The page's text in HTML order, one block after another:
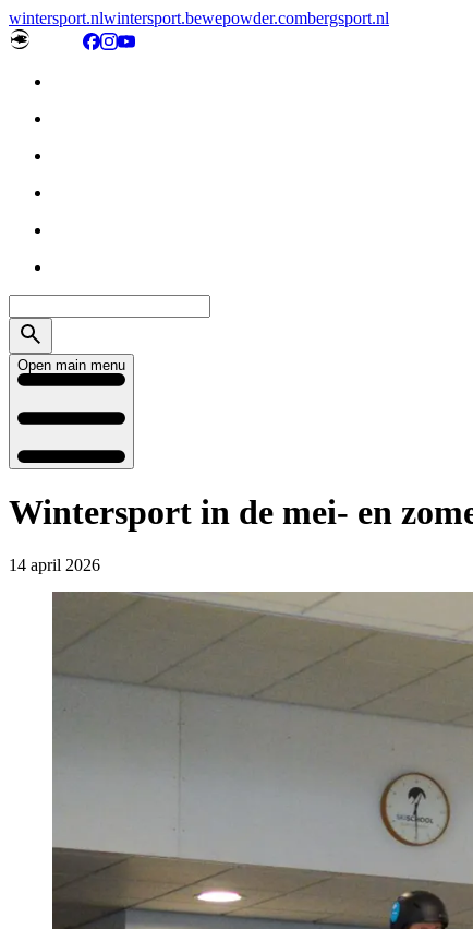
wintersport.nlwintersport.bewepowder.combergsport.nl
Open main menu
Wintersport in de mei- en
14 april 2026